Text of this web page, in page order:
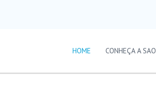
HOME CONHEÇA A SAO